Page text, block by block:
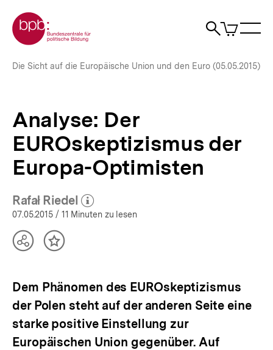
zum
Seiteninhalt
springen
Zur Startseite der bpb
Suche
Artikel
im
Analyse:
Europa-
Optimisten
bpb.de
Brotkrümelnavigation
Pfadnavigation
Die Sicht auf die Europäische Union und den Euro (05.05.2015)
Analyse: Der
EUROskeptizismus der
Europa-Optimisten
Rafał Riedel
(Mehr zum Autor)
öffnen
07.05.2015 / 11 Minuten zu lesen
TeilenInhalt
Dem Phänomen des EUROskeptizismus
der Polen steht auf der anderen Seite eine
starke positive Einstellung zur
Europäischen Union gegenüber. Auf